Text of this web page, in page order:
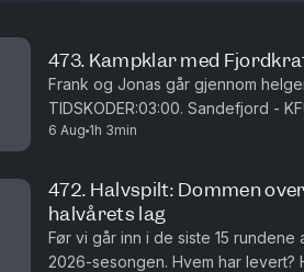
vi med oss tidligere
for dommeranalyser.
besøk nettsiden:
etter hver kamp se
av Knut Espen
jonas@rabonapod.no
473. Kampklar med
Frank og Jonas går gjennom
TIDSKODER:03:00. Sandefjord -
Viking - Sarpsborg 0824:00. Start -
6 Aug 1h 3min
472. Halvspilt: Dommen
halvårets lag
Før vi går inn i de siste 15
2026-sesongen. Hvem har levert?